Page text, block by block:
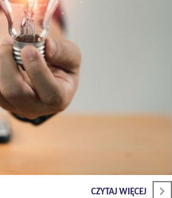
CZYTAJ WIĘCEJ